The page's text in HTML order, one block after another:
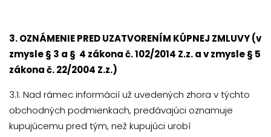
3. OZNÁMENIE PRED UZATVORENÍM KÚPNEJ ZMLUVY (v
zmysle § 3 a § 4 zákona č. 102/2014 Z.z. a v zmysle § 5
zákona č. 22/2004 Z.z.)
3.1. Nad rámec informácií už uvedených zhora v týchto
obchodných podmienkach, predávajúci oznamuje
kupujúcemu pred tým, než kupujúci urobí